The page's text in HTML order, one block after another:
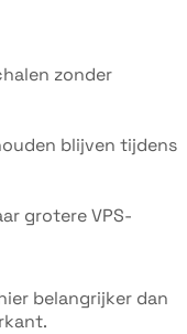
zonder
blijven tijdens
grotere VPS-
belangrijker dan